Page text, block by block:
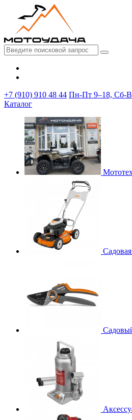
+7 (910) 910 48 44 Пн-Пт 9–18, Сб-
Каталог